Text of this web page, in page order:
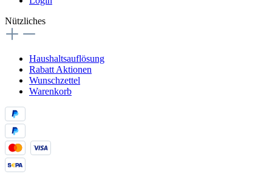
Nützliches
Haushaltsauflösung
Rabatt Aktionen
Wunschzettel
Warenkorb